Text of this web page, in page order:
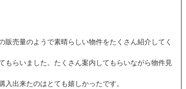
売量のようで素晴らしい物件をたくさん紹介してく
もらいました。たくさん案内してもらいながら物件見
出来たのはとても嬉しかったです。